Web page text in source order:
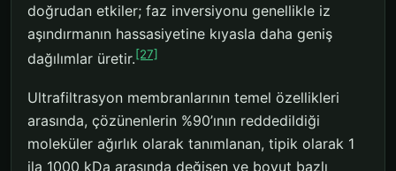
doğrudan etkiler; faz inversiyonu genellikle iz
aşındırmanın hassasiyetine kıyasla daha geniş
dağılımlar üretir.[27]
Ultrafiltrasyon membranlarının temel özellikleri
arasında, çözünenlerin %90’ının reddedildiği
moleküler ağırlık olarak tanımlanan, tipik olarak 1
ila 1000 kDa arasında değişen ve boyut bazlı